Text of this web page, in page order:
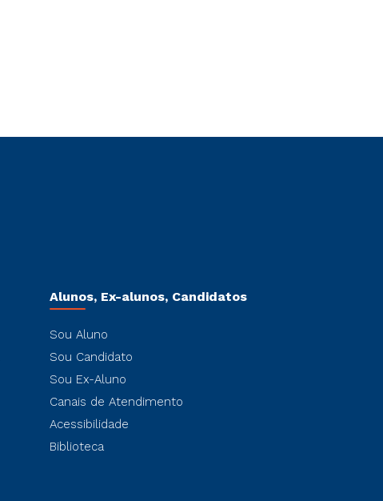
Alunos, Ex-alunos, Candidatos
Sou Aluno
Sou Candidato
Sou Ex-Aluno
Canais de Atendimento
Acessibilidade
Biblioteca